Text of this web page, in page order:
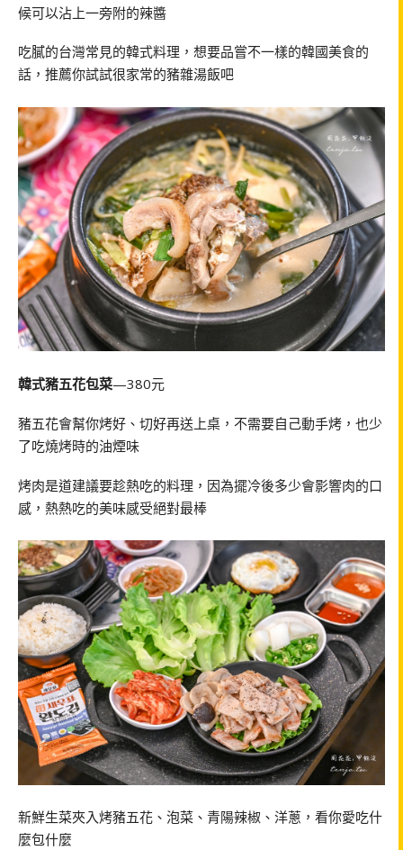
候可以沾上一旁附的辣醬
吃膩的台灣常見的韓式料理，想要品嘗不一樣的韓國美食的
話，推薦你試試很家常的豬雜湯飯吧
韓式豬五花包菜—380元
豬五花會幫你烤好、切好再送上桌，不需要自己動手烤，也少
了吃燒烤時的油煙味
烤肉是道建議要趁熱吃的料理，因為擺冷後多少會影響肉的口
感，熱熱吃的美味感受絕對最棒
新鮮生菜夾入烤豬五花、泡菜、青陽辣椒、洋蔥，看你愛吃什
麼包什麼